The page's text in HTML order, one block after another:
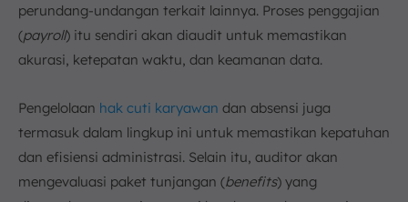
perundang-undangan terkait lainnya. Proses penggajian
(payroll) itu sendiri akan diaudit untuk memastikan
akurasi, ketepatan waktu, dan keamanan data.
Pengelolaan hak cuti karyawan dan absensi juga
termasuk dalam lingkup ini untuk memastikan kepatuhan
dan efisiensi administrasi. Selain itu, auditor akan
mengevaluasi paket tunjangan (benefits) yang